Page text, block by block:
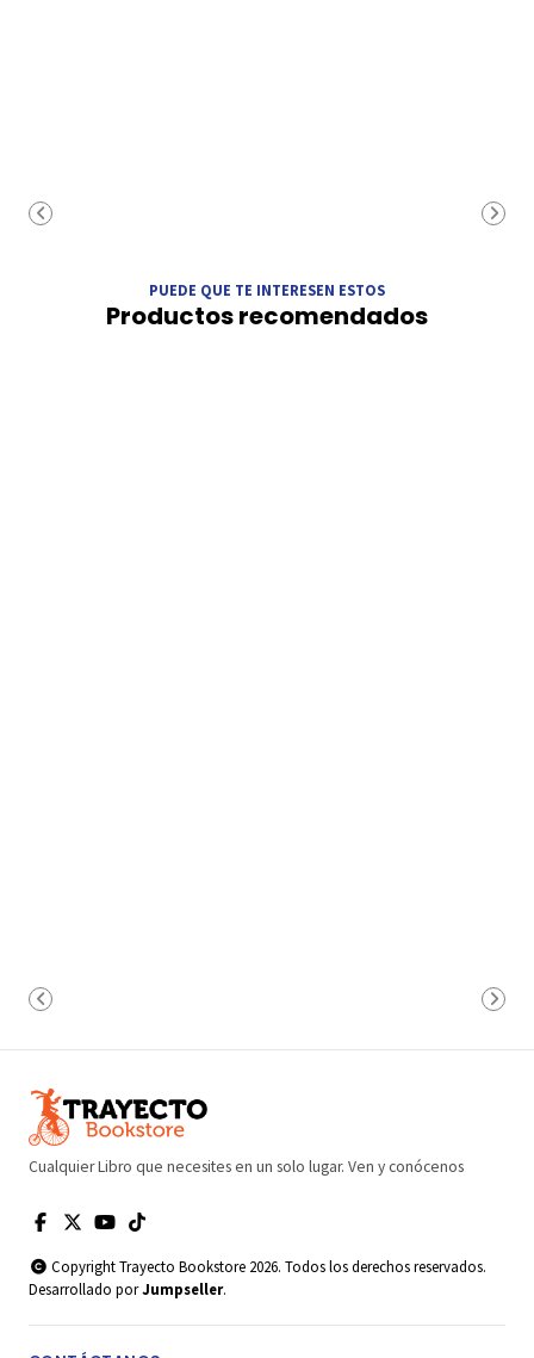
PUEDE QUE TE INTERESEN ESTOS
Productos recomendados
Cualquier Libro que necesites en un solo lugar. Ven y conócenos
Copyright Trayecto Bookstore 2026. Todos los derechos reservados.
Desarrollado porJumpseller.